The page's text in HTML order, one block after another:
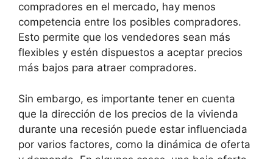
compradores en el mercado, hay menos
competencia entre los posibles compradores.
Esto permite que los vendedores sean más
flexibles y estén dispuestos a aceptar precios
más bajos para atraer compradores.
Sin embargo, es importante tener en cuenta
que la dirección de los precios de la vivienda
durante una recesión puede estar influenciada
por varios factores, como la dinámica de oferta